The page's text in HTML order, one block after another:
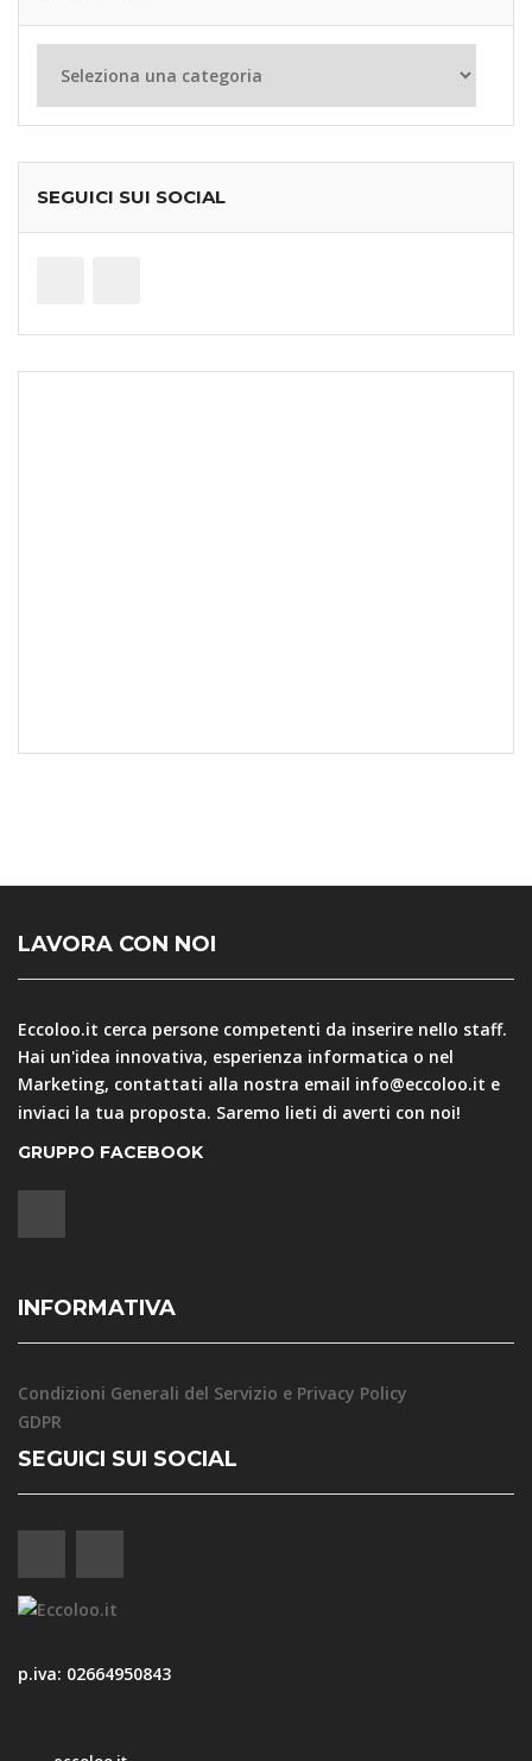
Categorie
SEGUICI SUI SOCIAL
LAVORA CON NOI
Eccoloo.it cerca persone competenti da inserire nello staff.
Hai un'idea innovativa, esperienza informatica o nel
Marketing, contattati alla nostra email info@eccoloo.it e
inviaci la tua proposta. Saremo lieti di averti con noi!
GRUPPO FACEBOOK
INFORMATIVA
Condizioni Generali del Servizio e Privacy Policy
GDPR
SEGUICI SUI SOCIAL
p.iva: 02664950843